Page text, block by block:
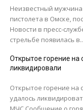
Неизвестный мужчина
пистолета в Омске,
Новости в пресс-
стрельбе появилась
Открытое горение на
ликвидировали
Открытое горение на
удалось